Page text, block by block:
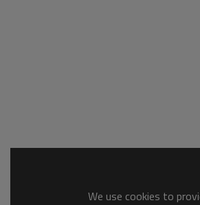
We use cookies to